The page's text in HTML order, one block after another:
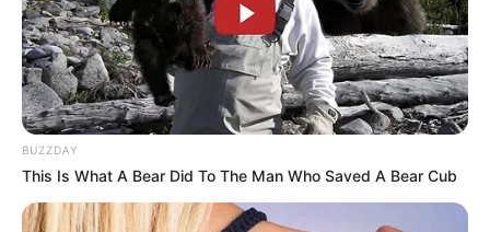
BUZZDAY
This Is What A Bear Did To The Man Who Saved A Bear Cub